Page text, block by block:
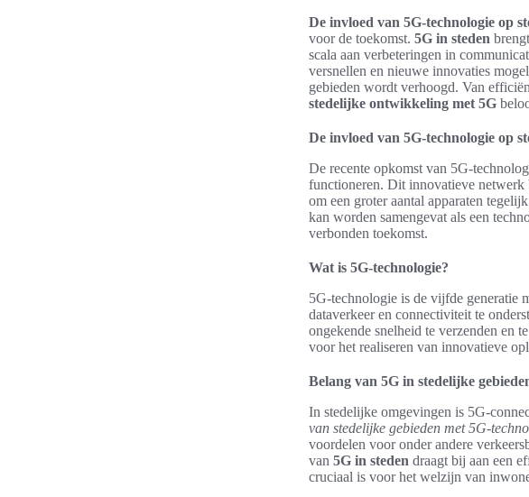
De invloed van 5G-technologie op
voor de toekomst. 5G in steden
scala aan verbeteringen in
versnellen en nieuwe innovaties
gebieden wordt verhoogd. Van
stedelijke ontwikkeling met 5G
De invloed van 5G-technologie op
De recente opkomst van 5G-
functioneren. Dit innovatieve netwerk
om een groter aantal apparaten
kan worden samengevat als een
verbonden toekomst.
Wat is 5G-technologie?
5G-technologie is de vijfde generatie
dataverkeer en connectiviteit te
ongekende snelheid te verzenden en
voor het realiseren van innovatieve
Belang van 5G in stedelijke
In stedelijke omgevingen is 5G-
van stedelijke gebieden met 5G-
voordelen voor onder andere
van 5G in steden draagt bij aan een
cruciaal is voor het welzijn van